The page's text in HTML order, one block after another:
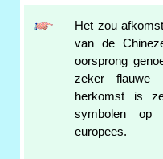
Het zou
van de
oorsprong
zeker flauwe
herkomst is
symbolen
europees.